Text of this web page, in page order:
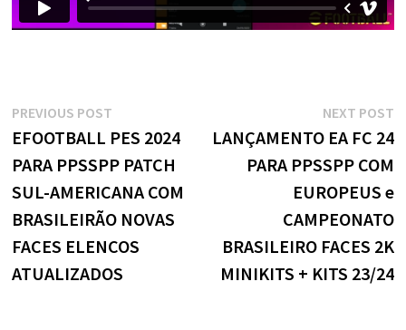
Navegação
de
Post
PREVIOUS POSTPrevious
post:
EFOOTBALL PES 2024
PARA PPSSPP PATCH
SUL-AMERICANA COM
BRASILEIRÃO NOVAS
FACES ELENCOS
ATUALIZADOS
NEXT POST
LANÇAMENTO EA FC 24
PARA PPSSPP COM
EUROPEUS e
CAMPEONATO
BRASILEIRO FACES 2K
MINIKITS + KITS 23/24